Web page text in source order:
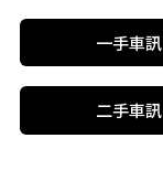
一手車訊
二手車訊